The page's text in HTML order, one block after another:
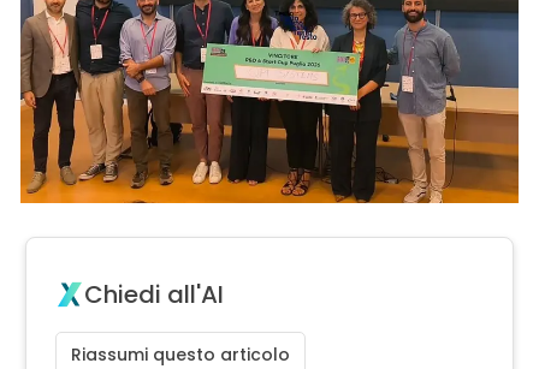
Chiedi all'AI
Riassumi questo articolo